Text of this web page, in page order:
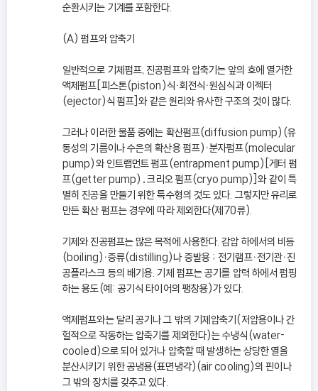
순환시키는 기계를 포함한다.
(A) 펌프와 압축기
일반적으로 기체펌프, 진공펌프와 압축기는 앞의 호에 열거한
액체펌프[피스톤(piston)식ㆍ회전식ㆍ원심식과 이젝터
(ejector)식 펌프]와 같은 원리와 유사한 구조의 것이 많다.
그러나 이러한 물품 중에는 확산펌프(diffusion pump)(유
동성의 기름이나 수은의 확산용 펌프)ㆍ분자펌프(molecular
pump)와 인트랩먼트 펌프(entrapment pump)[게터 펌
프(getter pump)․크리오 펌프(cryo pump)]와 같이 특
별히 진공을 만들기 위한 특수형의 것도 있다. 그렇지만 유리로
만든 확산 펌프는 경우에 따라 제외한다(제70류).
기체와 진공펌프는 많은 목적에 사용한다. 감압 하에서의 비등
(boiling)ㆍ증류(distilling)나 증발용 ; 전기램프ㆍ전기관ㆍ진
공플라스크 등의 배기용. 기체 펌프는 공기를 압력 하에서 펌핑
하는 용도(예: 공기식 타이어의 팽창용)가 있다.
액체펌프와는 달리 공기나 그 밖의 기체압축기(저압용이나 간
헐적으로 작동하는 압축기를 제외한다)는 수냉식(water-
cooled)으로 되어 있거나 압축할 때 발생하는 상당한 열을
분산시키기 위한 공냉용(표면냉각)(air cooling)의 핀이나
그 밖의 장치를 갖추고 있다.